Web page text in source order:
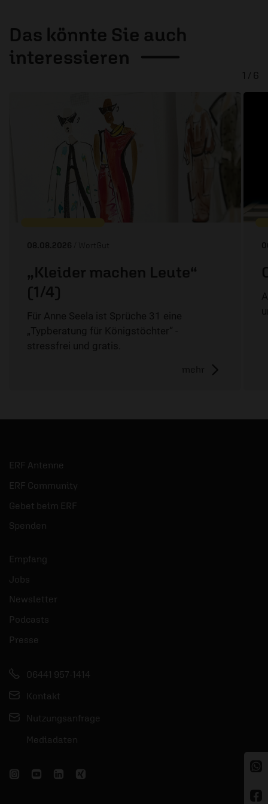
Das könnte Sie auch
interessieren
08.08.2026 / WortGut
„Kleider machen Leute“
(1/4)
Für Anne Seela ist Sprüche 31 eine
„Typberatung für Königstöchter“ -
stressfrei und gratis.
mehr
1 / 6
ERF Antenne
ERF Community
Gebet beim ERF
Spenden
Empfang
Jobs
Newsletter
Podcasts
Presse
06441 957-1414
Kontakt
Nutzungsanfrage
Mediadaten